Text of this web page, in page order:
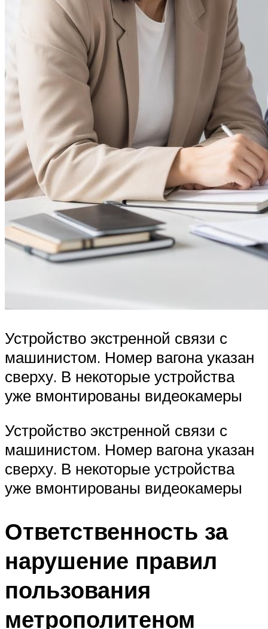
Устройство экстренной связи с
машинистом. Номер вагона указан
сверху. В некоторые устройства
уже вмонтированы видеокамеры
Устройство экстренной связи с
машинистом. Номер вагона указан
сверху. В некоторые устройства
уже вмонтированы видеокамеры
Ответственность за
нарушение правил
пользования
метрополитеном